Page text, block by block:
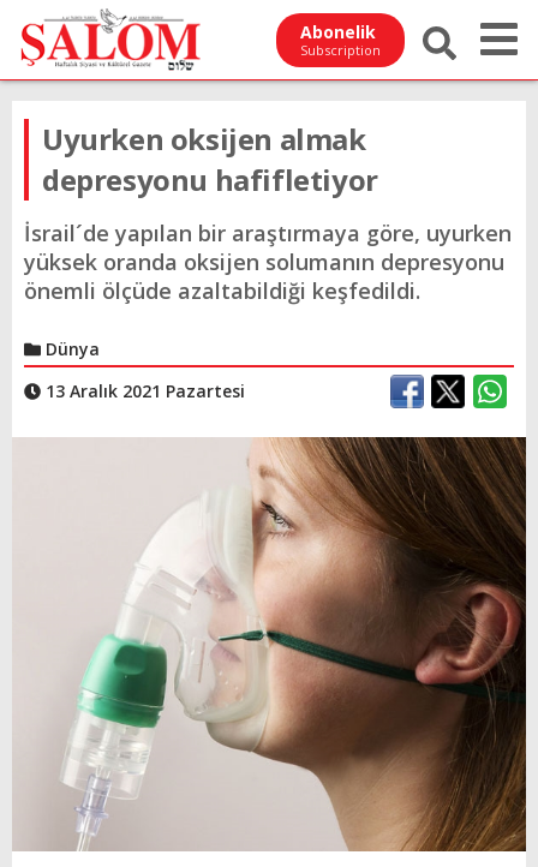
Abonelik
Subscription
Uyurken oksijen almak
depresyonu hafifletiyor
İsrail´de yapılan bir araştırmaya göre, uyurken
yüksek oranda oksijen solumanın depresyonu
önemli ölçüde azaltabildiği keşfedildi.
Dünya
13 Aralık 2021 Pazartesi